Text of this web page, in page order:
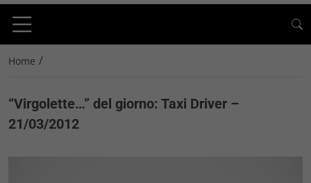
Home /
“Virgolette…” del giorno: Taxi Driver –
21/03/2012